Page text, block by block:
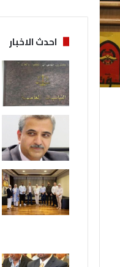
احدث الاخبار